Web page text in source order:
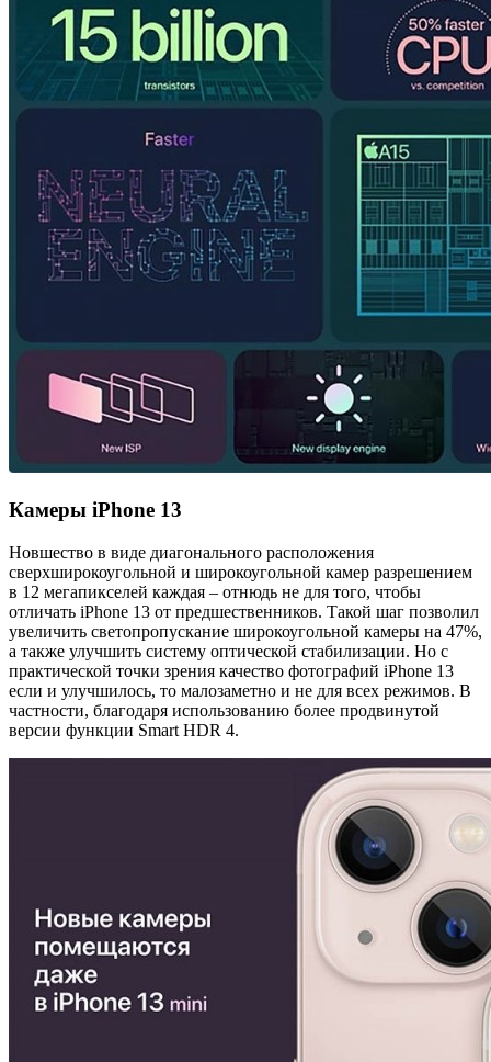
Камеры iPhone 13
Новшество в виде диагонального расположения
сверхширокоугольной и широкоугольной камер разрешением
в 12 мегапикселей каждая – отнюдь не для того, чтобы
отличать iPhone 13 от предшественников. Такой шаг позволил
увеличить светопропускание широкоугольной камеры на 47%,
а также улучшить систему оптической стабилизации. Но с
практической точки зрения качество фотографий iPhone 13
если и улучшилось, то малозаметно и не для всех режимов. В
частности, благодаря использованию более продвинутой
версии функции Smart HDR 4.